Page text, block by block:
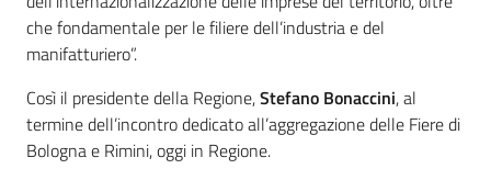
che fondamentale per le filiere dell’industria e del
manifatturiero”.
Così il presidente della Regione,Stefano Bonaccini, al
termine dell’incontro dedicato all’aggregazione delle Fiere di
Bologna e Rimini, oggi in Regione.